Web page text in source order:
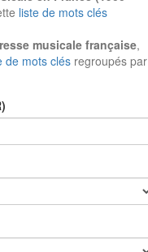
liste de mots clés
musicale française,
de mots clés regroupés par